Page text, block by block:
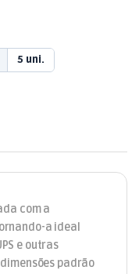
5 uni.
com a
a ideal
e outras
padrão